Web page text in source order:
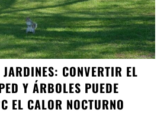
CONVERTIR EL
Y ÁRBOLES PUEDE
EL CALOR NOCTURNO